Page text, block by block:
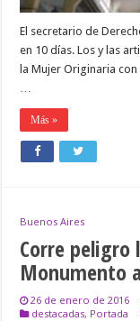
El secretario de
en 10 días. Los y las
la Mujer Originaria
Más »
Buenos Aires
Corre peligro
Monumento
26 de enero de 2016
destacadas, Portada